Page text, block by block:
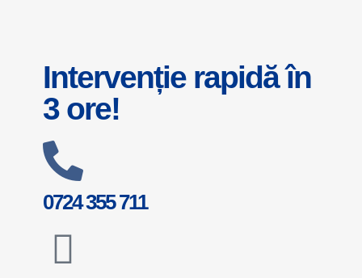
Intervenție rapidă în
3 ore!
0724 355 711